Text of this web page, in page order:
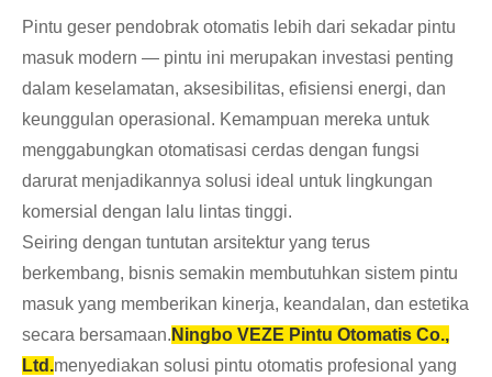
Pintu geser pendobrak otomatis lebih dari sekadar pintu
masuk modern — pintu ini merupakan investasi penting
dalam keselamatan, aksesibilitas, efisiensi energi, dan
keunggulan operasional. Kemampuan mereka untuk
menggabungkan otomatisasi cerdas dengan fungsi
darurat menjadikannya solusi ideal untuk lingkungan
komersial dengan lalu lintas tinggi.
Seiring dengan tuntutan arsitektur yang terus
berkembang, bisnis semakin membutuhkan sistem pintu
masuk yang memberikan kinerja, keandalan, dan estetika
secara bersamaan. Ningbo VEZE Pintu Otomatis Co.,
Ltd.menyediakan solusi pintu otomatis profesional yang